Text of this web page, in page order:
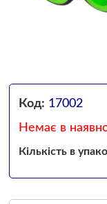
Код: 17002
Немає в
Кількість в